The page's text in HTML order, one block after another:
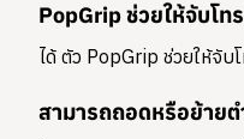
PopGrip ช่วยให้จับโ
ได้ ตัว PopGrip ช่วยให้จั
สามารถถอดหรือย้าย